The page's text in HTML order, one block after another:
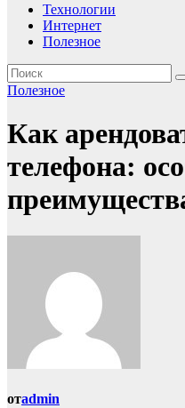
Технологии
Интернет
Полезное
Полезное
Как
телефона:
отadmin